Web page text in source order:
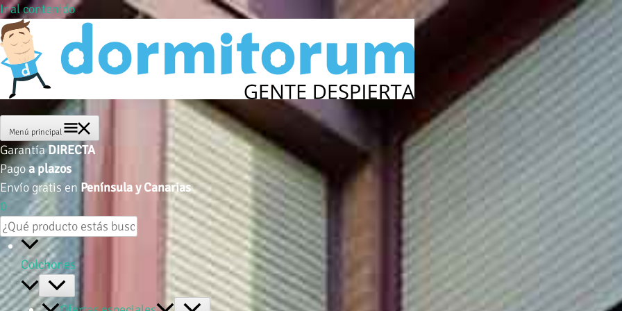
Ir al contenido
Menú principal
GarantíaDIRECTA
Pago a plazos
Envío gratis en Península y Canarias
0
Colchones